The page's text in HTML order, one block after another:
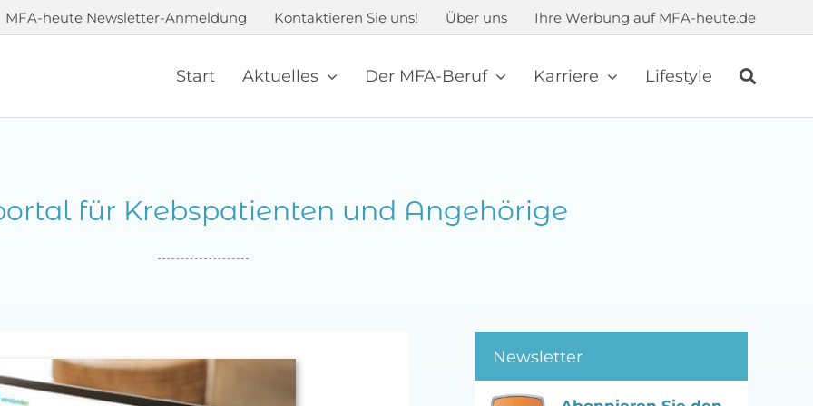
MFA-heute Newsletter-Anmeldung Kontaktieren Sie uns! Über uns Ihre Werbung auf MFA-heute.de
Start Aktuelles Der MFA-Beruf Karriere Lifestyle
für Krebspatienten und Angehörige
Newsletter